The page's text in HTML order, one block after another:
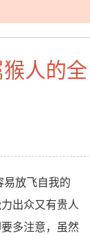
人的全
放飞自我的
出众又有贵人
多注意，虽然